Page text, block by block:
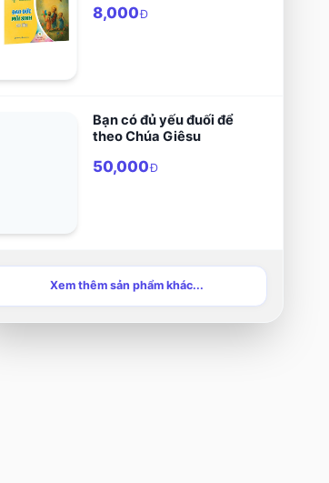
8,000Đ
Bạn có đủ yếu đuối để
theo Chúa Giêsu
50,000Đ
Xem thêm sản phẩm khác...